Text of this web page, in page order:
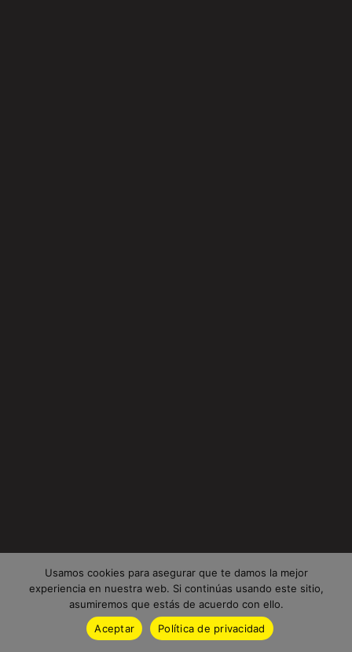
Usamos cookies para asegurar que te damos la mejor
experiencia en nuestra web. Si continúas usando este sitio,
asumiremos que estás de acuerdo con ello.
Aceptar
Política de privacidad